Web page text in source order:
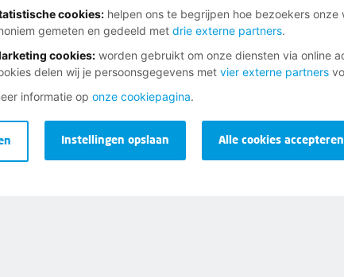
contact op met de FNV
over het lidmaatschap
over werk en inkomen
bij jou in de buurt
aan voor onze nieuwsbrief
cookies: helpen ons te begrijpen hoe bezoekers
gemeten en gedeeld met drie externe partners.
cookies: worden gebruikt om onze diensten via online
delen wij je persoonsgegevens met vier externe partners
informatie op onze cookiepagina.
Alle cookies accepteren
Instellingen opslaan